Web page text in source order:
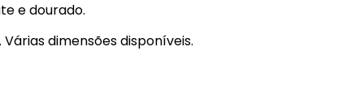
e dourado.
dimensões disponíveis.